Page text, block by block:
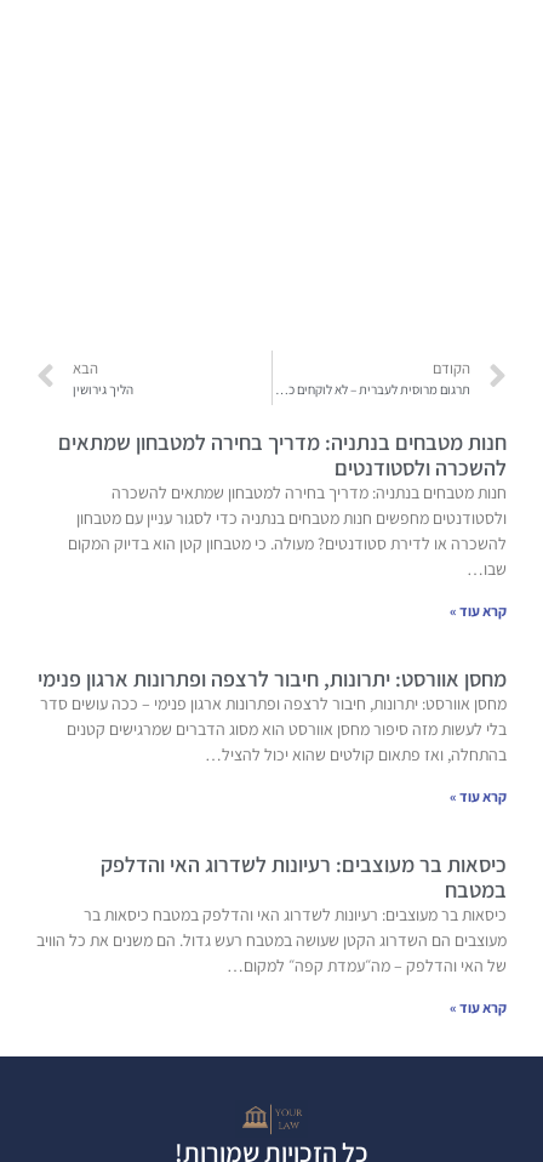
הקודם
תרגום מרוסית לעברית – לא לוקחים כל אחד
הבא
הליך גירושין
חנות מטבחים בנתניה: מדריך בחירה למטבחון שמתאים
להשכרה ולסטודנטים
חנות מטבחים בנתניה: מדריך בחירה למטבחון שמתאים להשכרה
ולסטודנטים מחפשים חנות מטבחים בנתניה כדי לסגור עניין עם מטבחון
להשכרה או לדירת סטודנטים? מעולה. כי מטבחון קטן הוא בדיוק המקום
שבו…
קרא עוד »
מחסן אוורסט: יתרונות, חיבור לרצפה ופתרונות ארגון פנימי
מחסן אוורסט: יתרונות, חיבור לרצפה ופתרונות ארגון פנימי – ככה עושים סדר
בלי לעשות מזה סיפור מחסן אוורסט הוא מסוג הדברים שמרגישים קטנים
בהתחלה, ואז פתאום קולטים שהוא יכול להציל…
קרא עוד »
כיסאות בר מעוצבים: רעיונות לשדרוג האי והדלפק
במטבח
כיסאות בר מעוצבים: רעיונות לשדרוג האי והדלפק במטבח כיסאות בר
מעוצבים הם השדרוג הקטן שעושה במטבח רעש גדול. הם משנים את כל הוויב
של האי והדלפק – מה״עמדת קפה״ למקום…
קרא עוד »
כל הזכויות שמורות!